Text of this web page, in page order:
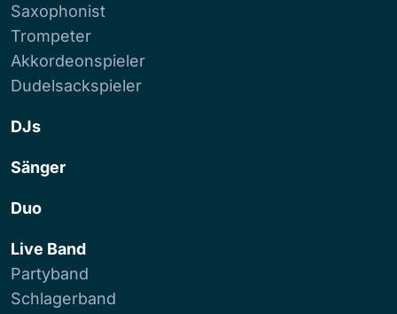
Saxophonist
Trompeter
Akkordeonspieler
Dudelsackspieler
DJs
Sänger
Duo
Live Band
Partyband
Schlagerband